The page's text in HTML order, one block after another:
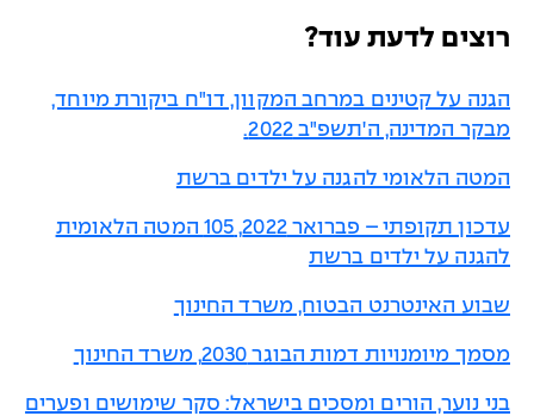
רוצים לדעת עוד?
הגנה על קטינים במרחב המקוון, דו"ח ביקורת מיוחד,
מבקר המדינה, ה'תשפ"ב 2022.
המטה הלאומי להגנה על ילדים ברשת
עדכון תקופתי – פברואר 2022, 105 המטה הלאומית
להגנה על ילדים ברשת
שבוע האינטרנט הבטוח, משרד החינוך
מסמך מיומנויות דמות הבוגר 2030, משרד החינוך
בני נוער, הורים ומסכים בישראל: סקר שימושים ופערים